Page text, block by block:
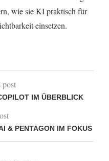
wie sie KI praktisch für
einsetzen.
post
IM ÜBERBLICK
& PENTAGON IM FOKUS